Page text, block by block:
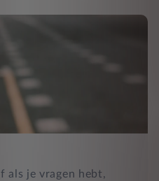
als je vragen hebt,